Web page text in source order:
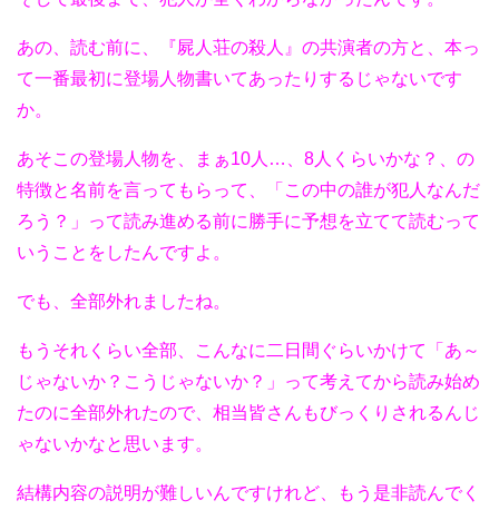
あの、読む前に、『屍人荘の殺人』の共演者の方と、本っ
て一番最初に登場人物書いてあったりするじゃないです
か。
あそこの登場人物を、まぁ10人…、8人くらいかな？、の
特徴と名前を言ってもらって、「この中の誰が犯人なんだ
ろう？」って読み進める前に勝手に予想を立てて読むって
いうことをしたんですよ。
でも、全部外れましたね。
もうそれくらい全部、こんなに二日間ぐらいかけて「あ～
じゃないか？こうじゃないか？」って考えてから読み始め
たのに全部外れたので、相当皆さんもびっくりされるんじ
ゃないかなと思います。
結構内容の説明が難しいんですけれど、もう是非読んでく